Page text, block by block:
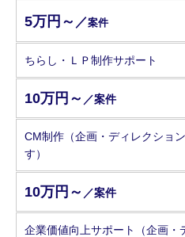
5万円～ ／案件
ちらし・ＬＰ制作サポート
10万円～ ／案件
CM制作（企画・ディレクショ
す）
10万円～ ／案件
企業価値向上サポート（企画・